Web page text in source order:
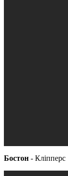
Бостон - Кліпперс